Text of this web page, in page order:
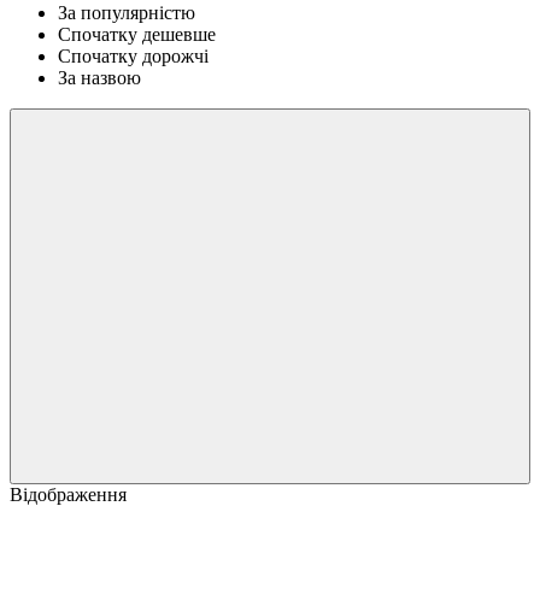
За популярністю
Спочатку дешевше
Спочатку дорожчі
За назвою
Відображення